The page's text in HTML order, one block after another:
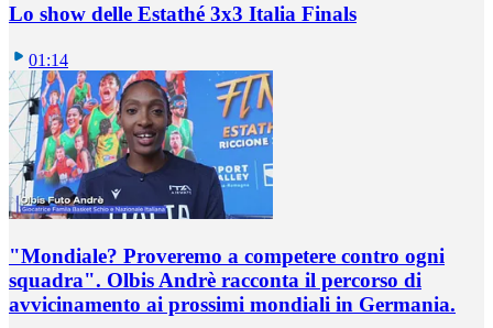
Lo show delle Estathé 3x3 Italia Finals
01:14
"Mondiale? Proveremo a competere contro ogni
squadra". Olbis Andrè racconta il percorso di
avvicinamento ai prossimi mondiali in Germania.